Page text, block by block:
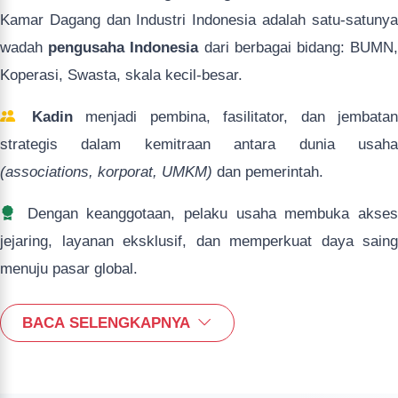
Kamar Dagang dan Industri Indonesia adalah satu-satunya
wadah pengusaha Indonesiadari berbagai bidang: BUMN,
Koperasi, Swasta, skala kecil-besar.
Kadinmenjadi pembina, fasilitator, dan jembatan
strategis dalam kemitraan antara dunia usaha
(associations, korporat, UMKM) dan pemerintah.
Dengan keanggotaan, pelaku usaha membuka akses
jejaring, layanan eksklusif, dan memperkuat daya saing
menuju pasar global.
BACA SELENGKAPNYA